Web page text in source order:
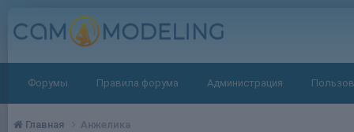
Форумы Правила форума Администрация
Главная Анжелика